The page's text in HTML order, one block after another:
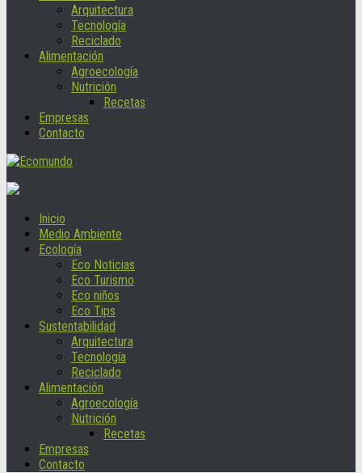
Arquitectura
Tecnología
Reciclado
Alimentación
Agroecología
Nutrición
Recetas
Empresas
Contacto
Inicio
Medio Ambiente
Ecología
Eco Noticias
Eco Turismo
Eco niños
Eco Tips
Sustentabilidad
Arquitectura
Tecnología
Reciclado
Alimentación
Agroecología
Nutrición
Recetas
Empresas
Contacto